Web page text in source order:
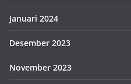
Januari 2024
Desember 2023
November 2023